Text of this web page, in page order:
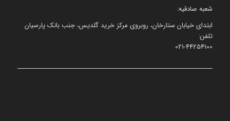
شعبه صادقیه:
ابتدای خیابان ستارخان، روبروی مرکز خرید گلدیس، جنب بانک پارسیان
تلفن:
021-44254100